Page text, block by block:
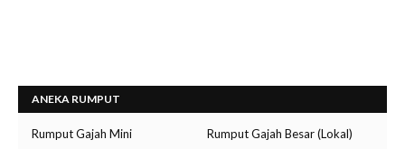
ANEKA RUMPUT
Rumput Gajah Mini
Rumput Gajah Besar (Lokal)